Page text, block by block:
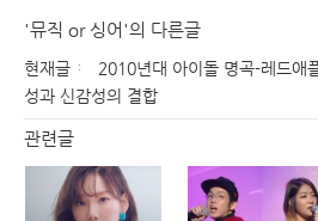
'뮤직 or 싱어'의 다른글
현재글
2010년대 아이돌 명곡-레드애
성과 신감성의 결합
관련글